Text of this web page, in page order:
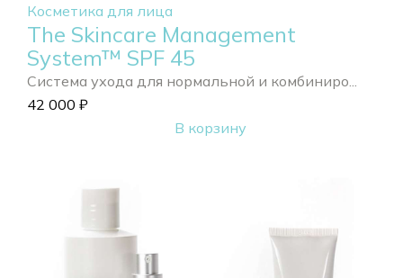
Косметика для лица
The Skincare Management
System™ SPF 45
Система ухода для нормальной и комбиниро...
42 000 ₽
В корзину